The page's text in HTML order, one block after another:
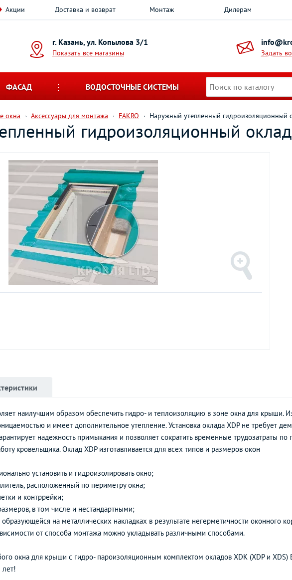
Акции Доставка и возврат Монтаж Дилерам
г. Казань, ул. Копылова 3/1
Показать все магазины Задать
ФАСАД ВОДОСТОЧНЫЕ СИСТЕМЫ
окна Аксессуары для монтажа FAKRO Наружный утепленный гидроизоляционный
гидроизоляционный
наилучшим образом обеспечить гидро- и теплоизоляцию в зоне окна для крыши.
и имеет дополнительное утепление. Установка оклада XDP не требует
надежность примыкания и позволяет сократить временные трудозатраты
кровельщика. Оклад XDP изготавливается для всех типов и размеров окон
установить и гидроизолировать окно;
расположенный по периметру окна;
и контррейки;
в том числе и нестандартными;
на металлических накладках в результате негерметичности оконного
от способа монтажа можно укладывать различными способами.
окна для крыши с гидро- пароизоляционным комплектом окладов XDK (XDP и
лет!